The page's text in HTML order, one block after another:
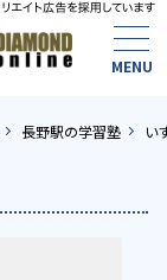
長野駅の学習塾 い